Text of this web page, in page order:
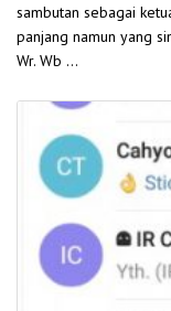
sambutan sebagai
panjang namun yang
Wr. Wb …